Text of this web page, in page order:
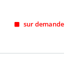
sur demande